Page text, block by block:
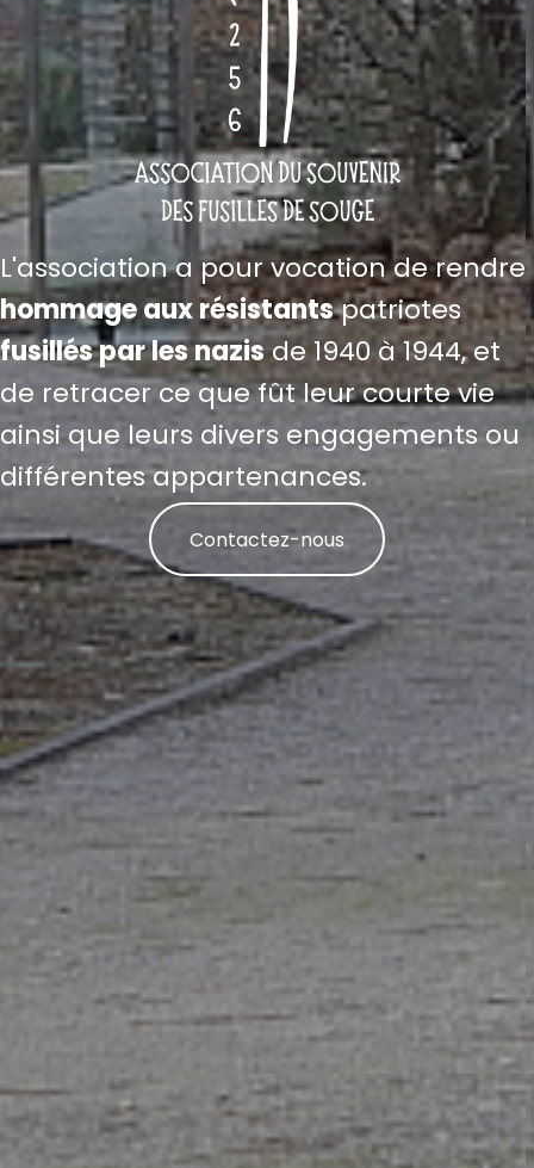
L'association a pour vocation de rendre
hommage aux résistantspatriotes
fusillés par les nazisde 1940 à 1944, et
de retracer ce que fût leur courte vie
ainsi que leurs divers engagements ou
différentes appartenances.
Contactez-nous